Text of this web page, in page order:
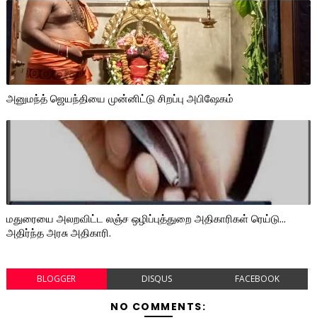
அனுமந்த் ஜெயந்தியை முன்னிட்டு சிறப்பு அபிஷேகம்
மதுரையை அலறவிட்ட லஞ்ச ஒழிப்புத்துறை அதிகாரிகள் ரெய்டு...
அதிர்ந்த அரசு அதிகாரி.
BLOGGER DISQUS FACEBOOK
NO COMMENTS: